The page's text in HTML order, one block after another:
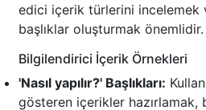
edici içerik türlerini incelemek
başlıklar oluşturmak önemlidir.
Bilgilendirici İçerik Örnekleri
'Nasıl yapılır?' Başlıkları:
gösteren içerikler hazırlamak,